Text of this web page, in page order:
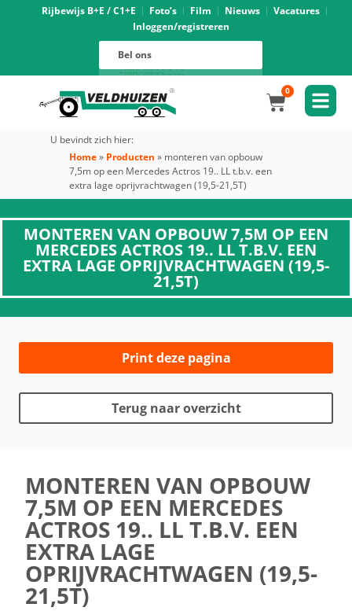
Rijbewijs B+E / C1+E Foto’s Film Nieuws
Vacatures
Inloggen/registreren
Bel ons
0
U bevindt zich hier:
Home» Producten » monteren van opbouw
7,5m op een Mercedes Actros 19.. LL t.b.v. een
extra lage oprijvrachtwagen (19,5-21,5T)
MONTEREN VAN OPBOUW 7,5M OP EEN
MERCEDES ACTROS 19.. LL T.B.V. EEN
EXTRA LAGE OPRIJVRACHTWAGEN (19,5-
21,5T)
Print deze pagina
Terug naar overzicht
MONTEREN VAN OPBOUW
7,5M OP EEN MERCEDES
ACTROS 19.. LL T.B.V. EEN
EXTRA LAGE
OPRIJVRACHTWAGEN (19,5-
21,5T)